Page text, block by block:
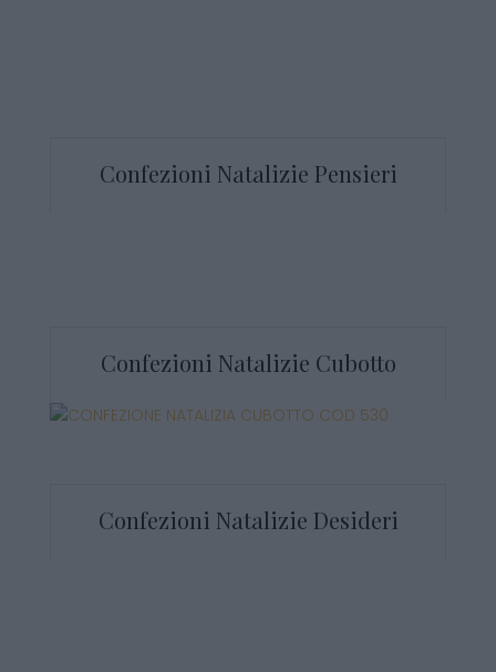
Confezioni Natalizie Pensieri
Confezioni Natalizie Cubotto
Confezioni Natalizie Desideri